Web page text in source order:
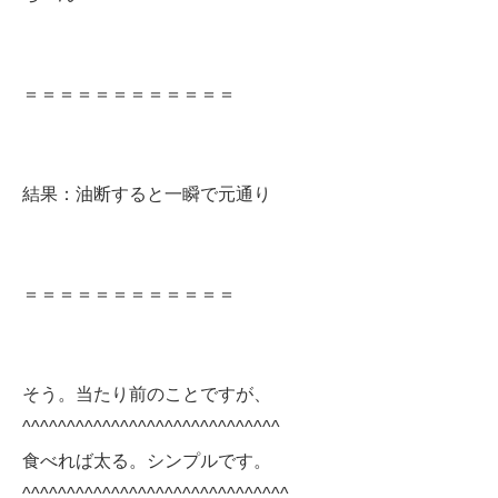
＝＝＝＝＝＝＝＝＝＝＝＝
結果：油断すると一瞬で元通り
＝＝＝＝＝＝＝＝＝＝＝＝
そう。当たり前のことですが、
^^^^^^^^^^^^^^^^^^^^^^^^^^^^^
食べれば太る。シンプルです。
^^^^^^^^^^^^^^^^^^^^^^^^^^^^^^